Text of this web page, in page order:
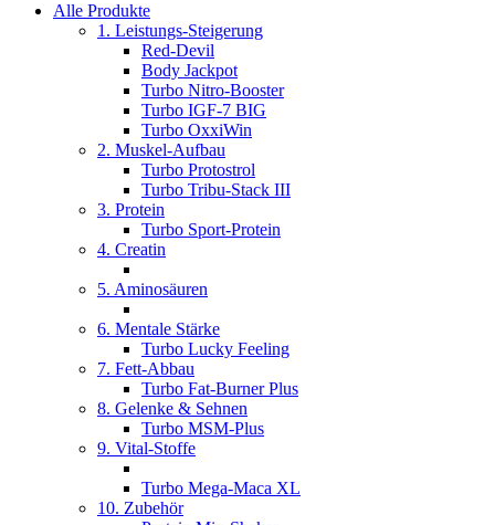
Alle Produkte
1. Leistungs-Steigerung
Red-Devil
Body Jackpot
Turbo Nitro-Booster
Turbo IGF-7 BIG
Turbo OxxiWin
2. Muskel-Aufbau
Turbo Protostrol
Turbo Tribu-Stack III
3. Protein
Turbo Sport-Protein
4. Creatin
5. Aminosäuren
6. Mentale Stärke
Turbo Lucky Feeling
7. Fett-Abbau
Turbo Fat-Burner Plus
8. Gelenke & Sehnen
Turbo MSM-Plus
9. Vital-Stoffe
Turbo Mega-Maca XL
10. Zubehör